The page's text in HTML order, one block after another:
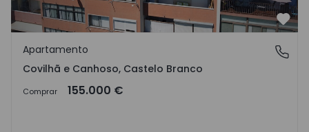
Covilhã e Canhoso, Castelo Branco
Apartamento
Covilhã e Canhoso, Castelo Branco
Comprar 155.000 €